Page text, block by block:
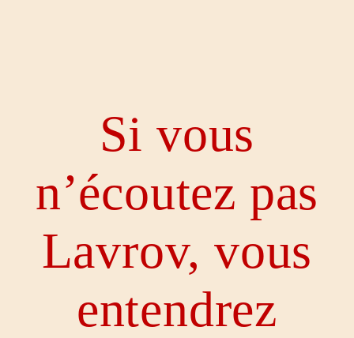
Si vous
n’écoutez pas
Lavrov, vous
entendrez